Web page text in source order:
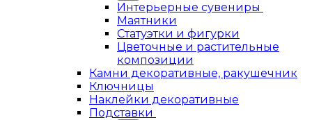
Интерьерные сувениры
Маятники
Статуэтки и фигурки
Цветочные и растительные
композиции
Камни декоративные, ракушечник
Ключницы
Наклейки декоративные
Подставки